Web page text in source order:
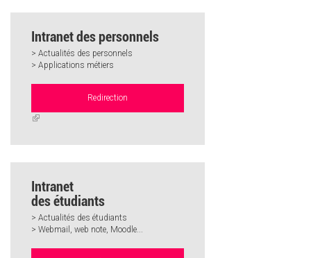
Intranet des personnels
> Actualités des personnels
> Applications métiers
Redirection
(link
Intranet
des étudiants
> Actualités des étudiants
> Webmail, web note, Moodle...